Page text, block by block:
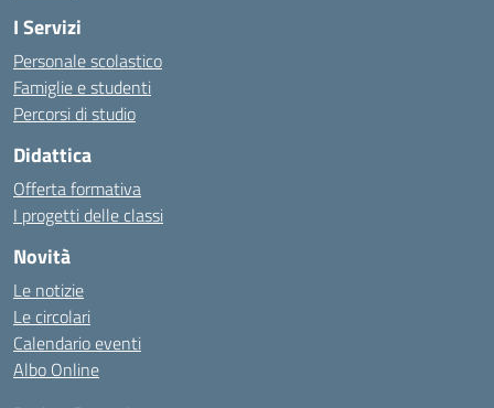
I Servizi
Personale scolastico
Famiglie e studenti
Percorsi di studio
Didattica
Offerta formativa
I progetti delle classi
Novità
Le notizie
Le circolari
Calendario eventi
Albo Online